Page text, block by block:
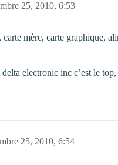
25, 2010, 6:53
mère, carte graphique,
electronic inc c’est le top,
25, 2010, 6:54